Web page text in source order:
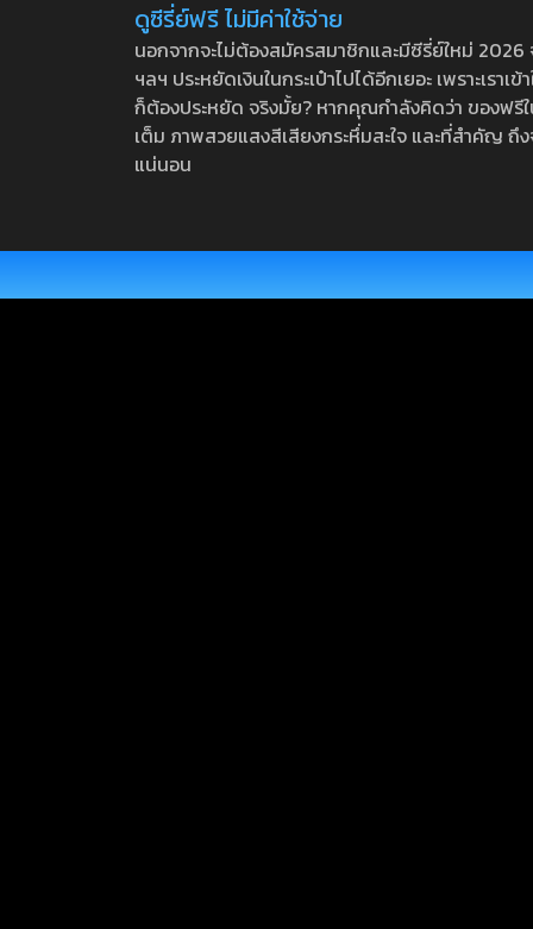
ดูซีรี่ย์ฟรี ไม่มีค่าใช้จ่าย
นอกจากจะไม่ต้องสมัครสมาชิกและมีซีรี่ย์ใหม่
ฯลฯ ประหยัดเงินในกระเป๋าไปได้อีกเยอะ เพราะเร
ก็ต้องประหยัด จริงมั้ย? หากคุณกำลังคิดว่า ของฟ
เต็ม ภาพสวยแสงสีเสียงกระหึ่มสะใจ และที่สำคัญ
แน่นอน